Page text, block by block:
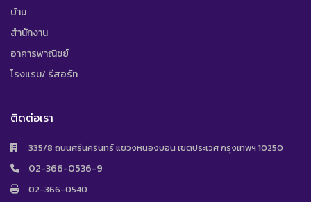
บ้าน
สำนักงาน
อาคารพาณิชย์
โรงแรม/ รีสอร์ท
ติดต่อเรา
335/8 ถนนศรีนครินทร์ แขวงหนองบอน เขตประเวศ กรุงเทพฯ 10250
02-366-0536-9
02-366-0540